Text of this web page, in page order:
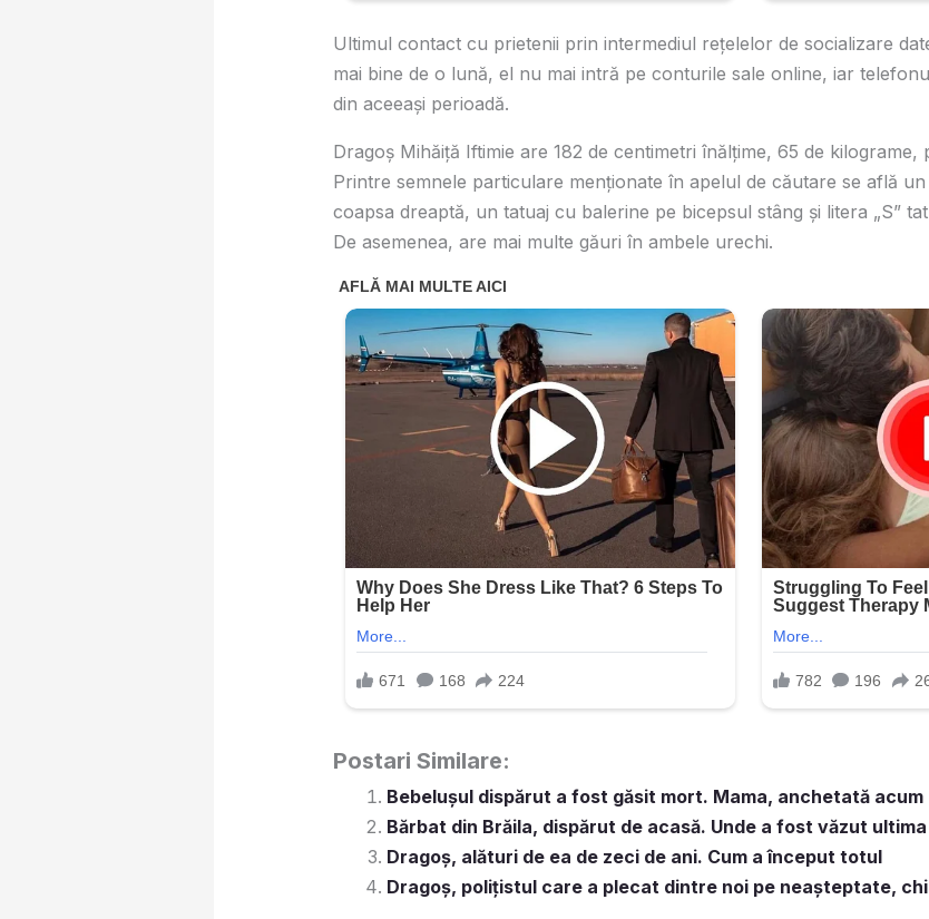
Ultimul contact cu prietenii prin intermediul rețelelor de socializare
mai bine de o lună, el nu mai intră pe conturile sale online, iar
din aceeași perioadă.
Dragoș Mihăiță Iftimie are 182 de centimetri înălțime, 65 de
Printre semnele particulare menționate în apelul de căutare se află
coapsa dreaptă, un tatuaj cu balerine pe bicepsul stâng și litera „S”
De asemenea, are mai multe găuri în ambele urechi.
Postari Similare:
Bebelușul dispărut a fost găsit mort. Mama, anchetată acum
Bărbat din Brăila, dispărut de acasă. Unde a fost văzut
Dragoș, alături de ea de zeci de ani. Cum a început totul
Dragoș, polițistul care a plecat dintre noi pe neașteptate,